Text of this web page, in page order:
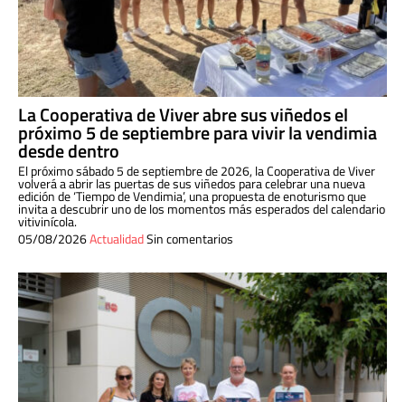
La Cooperativa de Viver abre sus viñedos el
próximo 5 de septiembre para vivir la vendimia
desde dentro
El próximo sábado 5 de septiembre de 2026, la Cooperativa de Viver
volverá a abrir las puertas de sus viñedos para celebrar una nueva
edición de ‘Tiempo de Vendimia’, una propuesta de enoturismo que
invita a descubrir uno de los momentos más esperados del calendario
vitivinícola.
05/08/2026ActualidadSin comentarios